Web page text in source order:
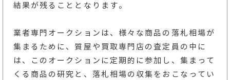
結果が残ることとなります。
業者専門オークションは、様々な商品の落札相場が
集まるために、質屋や買取専門店の査定員の中に
は、このオークションに定期的に参加し、集まって
くる商品の研究と、落札相場の収集をおこなってい